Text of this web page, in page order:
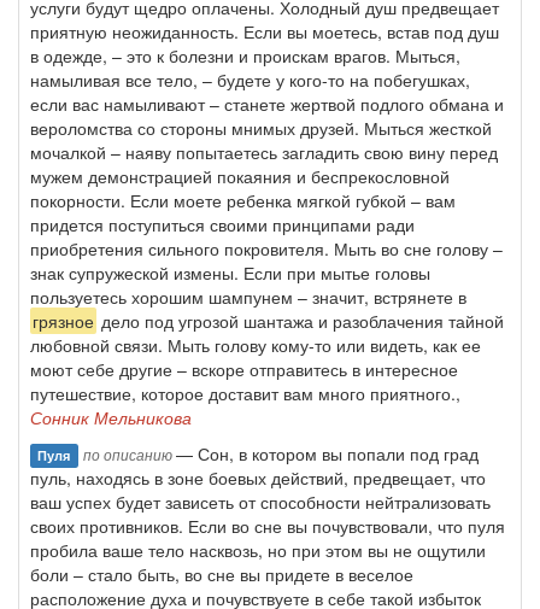
услуги будут щедро оплачены. Холодный душ предвещает
приятную неожиданность. Если вы моетесь, встав под душ
в одежде, – это к болезни и проискам врагов. Мыться,
намыливая все тело, – будете у кого-то на побегушках,
если вас намыливают – станете жертвой подлого обмана и
вероломства со стороны мнимых друзей. Мыться жесткой
мочалкой – наяву попытаетесь загладить свою вину перед
мужем демонстрацией покаяния и беспрекословной
покорности. Если моете ребенка мягкой губкой – вам
придется поступиться своими принципами ради
приобретения сильного покровителя. Мыть во сне голову –
знак супружеской измены. Если при мытье головы
пользуетесь хорошим шампунем – значит, встрянете в
грязное дело под угрозой шантажа и разоблачения тайной
любовной связи. Мыть голову кому-то или видеть, как ее
моют себе другие – вскоре отправитесь в интересное
путешествие, которое доставит вам много приятного.,
Сонник Мельникова
Пуля по описанию— Сон, в котором вы попали под град
пуль, находясь в зоне боевых действий, предвещает, что
ваш успех будет зависеть от способности нейтрализовать
своих противников. Если во сне вы почувствовали, что пуля
пробила ваше тело насквозь, но при этом вы не ощутили
боли – стало быть, во сне вы придете в веселое
расположение духа и почувствуете в себе такой избыток